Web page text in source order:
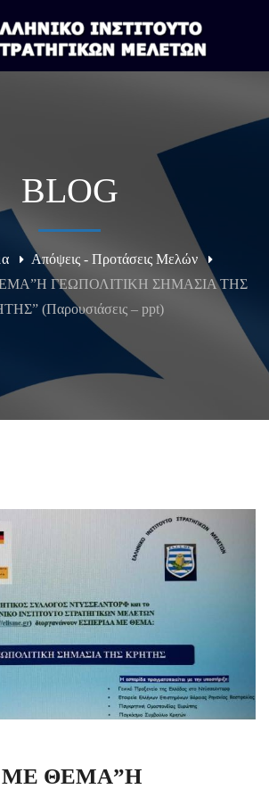
BLOG
Απόψεις - Προτάσεις Μελών
ΓΕΩΠΟΛΙΤΙΚΗ ΣΗΜΑΣΙΑ ΤΗΣ
(Παρουσιάσεις – ppt)
ΜΕ ΘΕΜΑ”Η